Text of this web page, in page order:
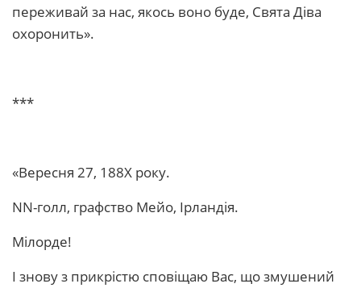
переживай за нас, якось воно буде, Свята Діва
охоронить».
***
«Вересня 27, 188Х року.
NN-голл, графство Мейо, Ірландія.
Мілорде!
І знову з прикрістю сповіщаю Вас, що змушений